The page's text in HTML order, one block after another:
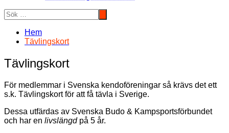
Hem
Tävlingskort
Tävlingskort
För medlemmar i Svenska kendoföreningar så krävs det ett
s.k. Tävlingskort för att få tävla i Sverige.
Dessa utfärdas av Svenska Budo & Kampsportsförbundet
och har en livslängdpå 5 år.